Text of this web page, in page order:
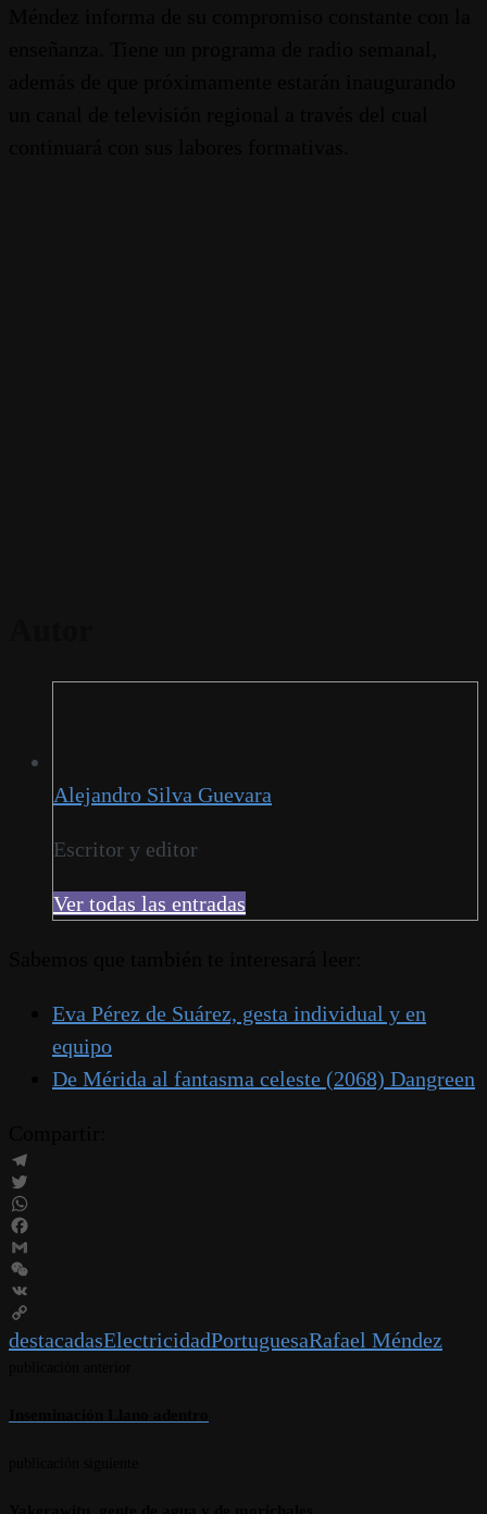
Alejandro Silva Guevara
Escritor y editor
Ver todas las entradas
Eva Pérez de Suárez, gesta individual y en
equipo
De Mérida al fantasma celeste (2068) Dangreen
Telegram
Twitter
WhatsApp
Facebook
Gmail
WeChat
VK
Copy
Link
destacadasElectricidadPortuguesaRafael Méndez